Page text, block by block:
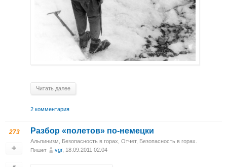
Читать далее
2 комментария
273 Разбор «полетов» по-немецки
Альпинизм Безопасность в горах Отчет, Безопасность в горах.
Пишет vgr, 18.09.2011 02:04